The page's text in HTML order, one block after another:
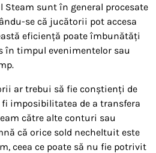
sunt în general procesate
se că jucătorii pot accesa
eficiență poate îmbunătăți
în timpul evenimentelor sau
ar trebui să fie conștienți de
imposibilitatea de a transfera
către alte conturi sau
că orice sold necheltuit este
ceea ce poate să nu fie potrivit